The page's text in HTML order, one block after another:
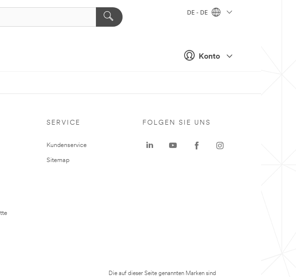
Konto
DE - DE
SERVICE
Kundenservice
Sitemap
FOLGEN SIE UNS
Die auf dieser Seite genannten Marken sind